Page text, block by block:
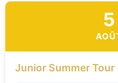
5
Junior Summer Tour